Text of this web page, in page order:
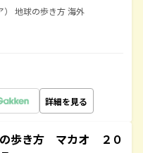
） 地球の歩き方 海外
詳細を見る
歩き方 マカオ ２０